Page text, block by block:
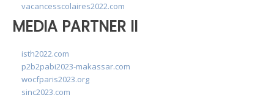
vacancesscolaires2022.com
MEDIA PARTNER II
isth2022.com
p2b2pabi2023-makassar.com
wocfparis2023.org
sinc2023.com